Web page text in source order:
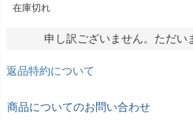
在庫切れ
申し訳ございません。ただい
返品特約について
商品についてのお問い合わせ